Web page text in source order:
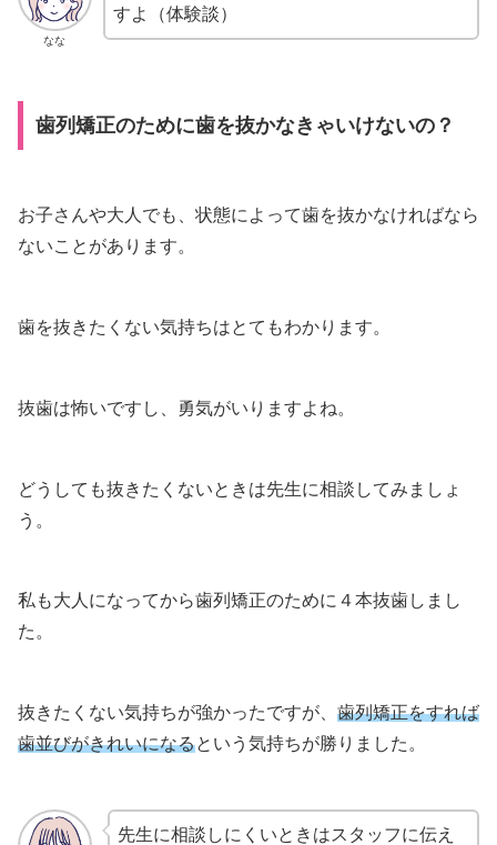
なな
すよ（体験談）
歯列矯正のために歯を抜かなきゃいけないの？
お子さんや大人でも、状態によって歯を抜かなければなら
ないことがあります。
歯を抜きたくない気持ちはとてもわかります。
抜歯は怖いですし、勇気がいりますよね。
どうしても抜きたくないときは先生に相談してみましょ
う。
私も大人になってから歯列矯正のために４本抜歯しまし
た。
抜きたくない気持ちが強かったですが、 歯列矯正をすれば
歯並びがきれいになるという気持ちが勝りました。
先生に相談しにくいときはスタッフに伝え